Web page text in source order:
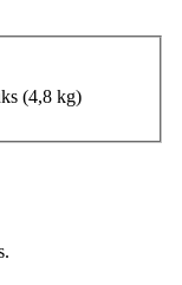
(4,8 kg)